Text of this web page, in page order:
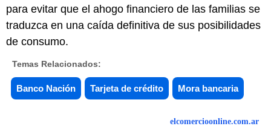
para evitar que el ahogo financiero de las familias se
traduzca en una caída definitiva de sus posibilidades
de consumo.
Temas Relacionados:
Banco Nación Tarjeta de crédito Mora bancaria
elcomercioonline.com.ar